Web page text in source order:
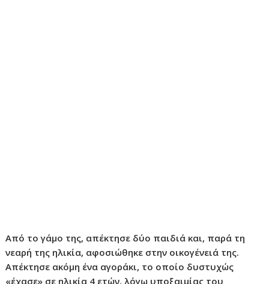
Από το γάμο της, απέκτησε δύο παιδιά και, παρά τη
νεαρή της ηλικία, αφοσιώθηκε στην οικογένειά της.
Απέκτησε ακόμη ένα αγοράκι, το οποίο δυστυχώς
«έχασε» σε ηλικία 4 ετών, λόγω υποξαιμίας του